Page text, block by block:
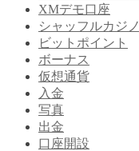
XMデモ口座
シャッフルカジノ
ビットポイント
ボーナス
仮想通貨
入金
写真
出金
口座開設